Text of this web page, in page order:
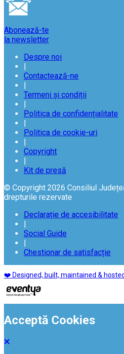
Abonează-te
la newsletter
Despre noi
|
Contactează-ne
|
Termeni și condiții
|
Politica de confidențialitate
|
Politica de cookie-uri
|
Copyright
|
Kit de presă
© Copyright 2026 Consiliul
drepturile rezervate
Declarație de accesibilitate
|
Social Guide
|
Chestionar de satisfacție
❤️ Designed, built, maintained &
Acceptă Cookies